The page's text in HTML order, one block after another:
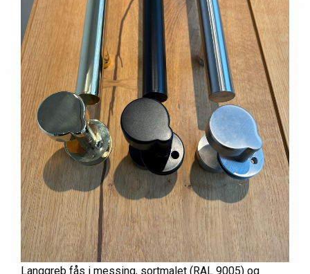
Langgreb fås i messing, sortmalet (RAL 9005) og